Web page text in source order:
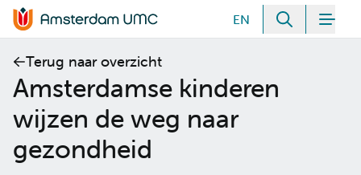
Meteen naar de content
Home van Amsterdam UMC
EN Zoeken
Amsterdamse kinderen
wijzen de weg naar
gezondheid
Terug naar overzicht